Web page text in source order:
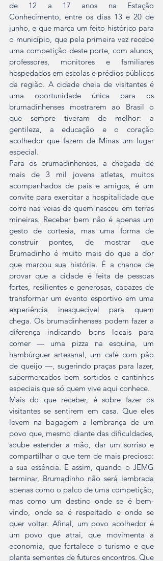
de 12 a 17 anos na Estação
Conhecimento, entre os dias 13 e 20 de
junho, e que marca um feito histórico para
o município, que pela primeira vez recebe
uma competição deste porte, com alunos,
professores, monitores e familiares
hospedados em escolas e prédios públicos
da região. A cidade cheia de visitantes é
uma oportunidade única para os
brumadinhenses mostrarem ao Brasil o
que sempre tiveram de melhor: a
gentileza, a educação e o coração
acolhedor que fazem de Minas um lugar
especial.
Para os brumadinhenses, a chegada de
mais de 3 mil jovens atletas, muitos
acompanhados de pais e amigos, é um
convite para exercitar a hospitalidade que
corre nas veias de quem nasceu em terras
mineiras. Receber bem não é apenas um
gesto de cortesia, mas uma forma de
construir pontes, de mostrar que
Brumadinho é muito mais do que a dor
que marcou sua história. É a chance de
provar que a cidade é feita de pessoas
fortes, resilientes e generosas, capazes de
transformar um evento esportivo em uma
experiência inesquecível para quem
chega. Os brumadinhenses podem fazer a
diferença indicando bons locais para
comer — uma pizza na esquina, um
hambúrguer artesanal, um café com pão
de queijo —, sugerindo praças para lazer,
supermercados bem sortidos e cantinhos
especiais que só quem vive aqui conhece.
Mais do que receber, é sobre fazer os
visitantes se sentirem em casa. Que eles
levem na bagagem a lembrança de um
povo que, mesmo diante das dificuldades,
soube estender a mão, dar um sorriso e
compartilhar o que tem de mais precioso:
a sua essência. E assim, quando o JEMG
terminar, Brumadinho não será lembrada
apenas como o palco de uma competição,
mas como um destino onde se é bem-
vindo, onde se é respeitado e onde se
quer voltar. Afinal, um povo acolhedor é
um povo que atrai, que movimenta a
economia, que fortalece o turismo e que
planta sementes de futuros encontros. Que